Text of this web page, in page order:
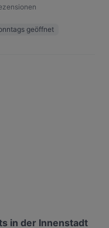
geöffnet
in der Innenstadt